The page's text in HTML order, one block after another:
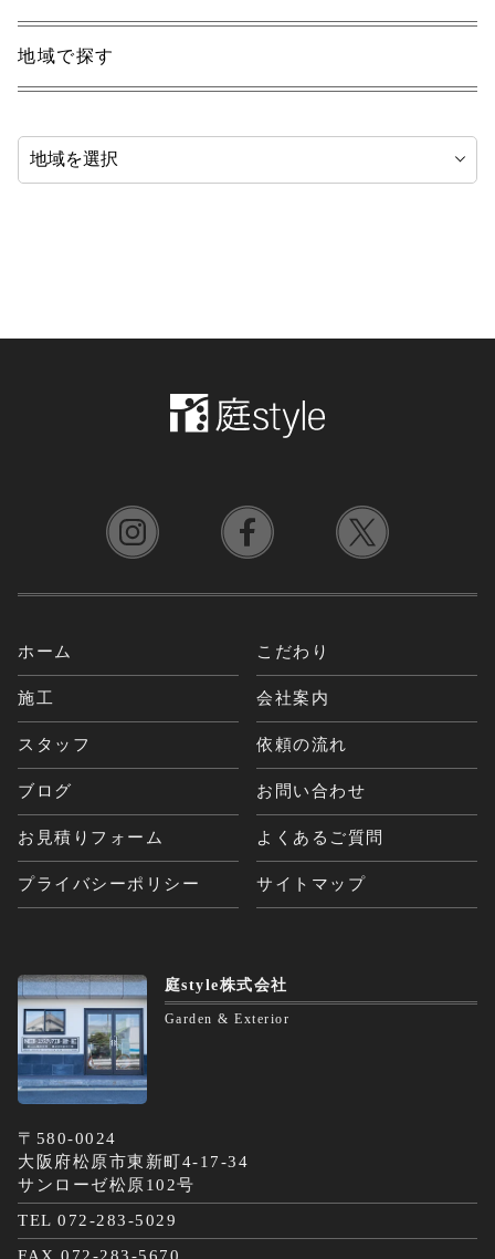
地域で探す
ホーム こだわり
施工 会社案内
スタッフ 依頼の流れ
ブログ お問い合わせ
お見積りフォーム よくあるご質問
プライバシーポリシー サイトマップ
庭style株式会社
Garden & Exterior
〒580-0024
大阪府松原市東新町4-17-34
サンローゼ松原102号
TEL 072-283-5029
FAX 072-283-5670